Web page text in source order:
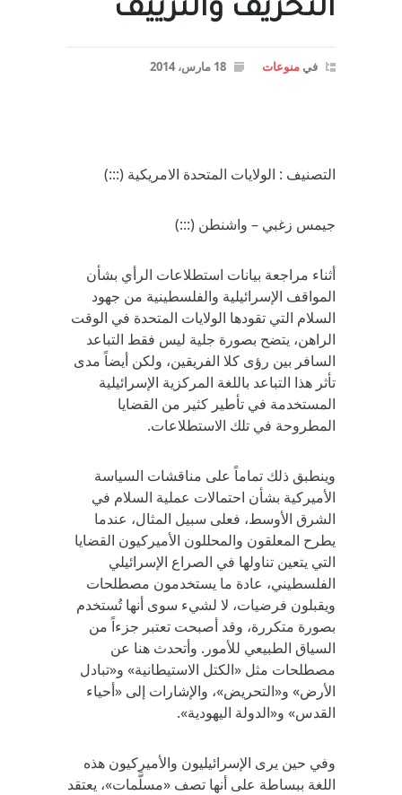
التحريف والتزييف
في منوعات 18 مارس، 2014
التصنيف : الولايات المتحدة الامريكية (:::)
جيمس زغبي – واشنطن (:::)
أثناء مراجعة بيانات استطلاعات الرأي بشأن
المواقف الإسرائيلية والفلسطينية من جهود
السلام التي تقودها الولايات المتحدة في الوقت
الراهن، يتضح بصورة جلية ليس فقط التباعد
السافر بين رؤى كلا الفريقين، ولكن أيضاً مدى
تأثر هذا التباعد باللغة المركزية الإسرائيلية
المستخدمة في تأطير كثير من القضايا
المطروحة في تلك الاستطلاعات.
وينطبق ذلك تماماً على مناقشات السياسة
الأميركية بشأن احتمالات عملية السلام في
الشرق الأوسط، فعلى سبيل المثال، عندما
يطرح المعلقون والمحللون الأميركيون القضايا
التي يتعين تناولها في الصراع الإسرائيلي
الفلسطيني، عادة ما يستخدمون مصطلحات
ويقبلون فرضيات، لا لشيء سوى أنها تُستخدم
بصورة متكررة، وقد أصبحت تعتبر جزءاً من
السياق الطبيعي للأمور. وأتحدث هنا عن
مصطلحات مثل «الكتل الاستيطانية» و«تبادل
الأرض» و«التحريض»، والإشارات إلى «أحياء
القدس» و«الدولة اليهودية».
وفي حين يرى الإسرائيليون والأميركيون هذه
اللغة ببساطة على أنها تصف «مسلَّمات»، يعتقد